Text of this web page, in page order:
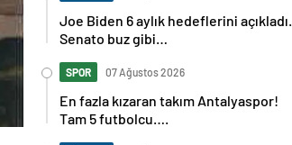
Joe Biden 6 aylık hedeflerini açıkladı.
Senato buz gibi…
SPOR 07 Ağustos 2026
En fazla kızaran takım Antalyaspor!
Tam 5 futbolcu….